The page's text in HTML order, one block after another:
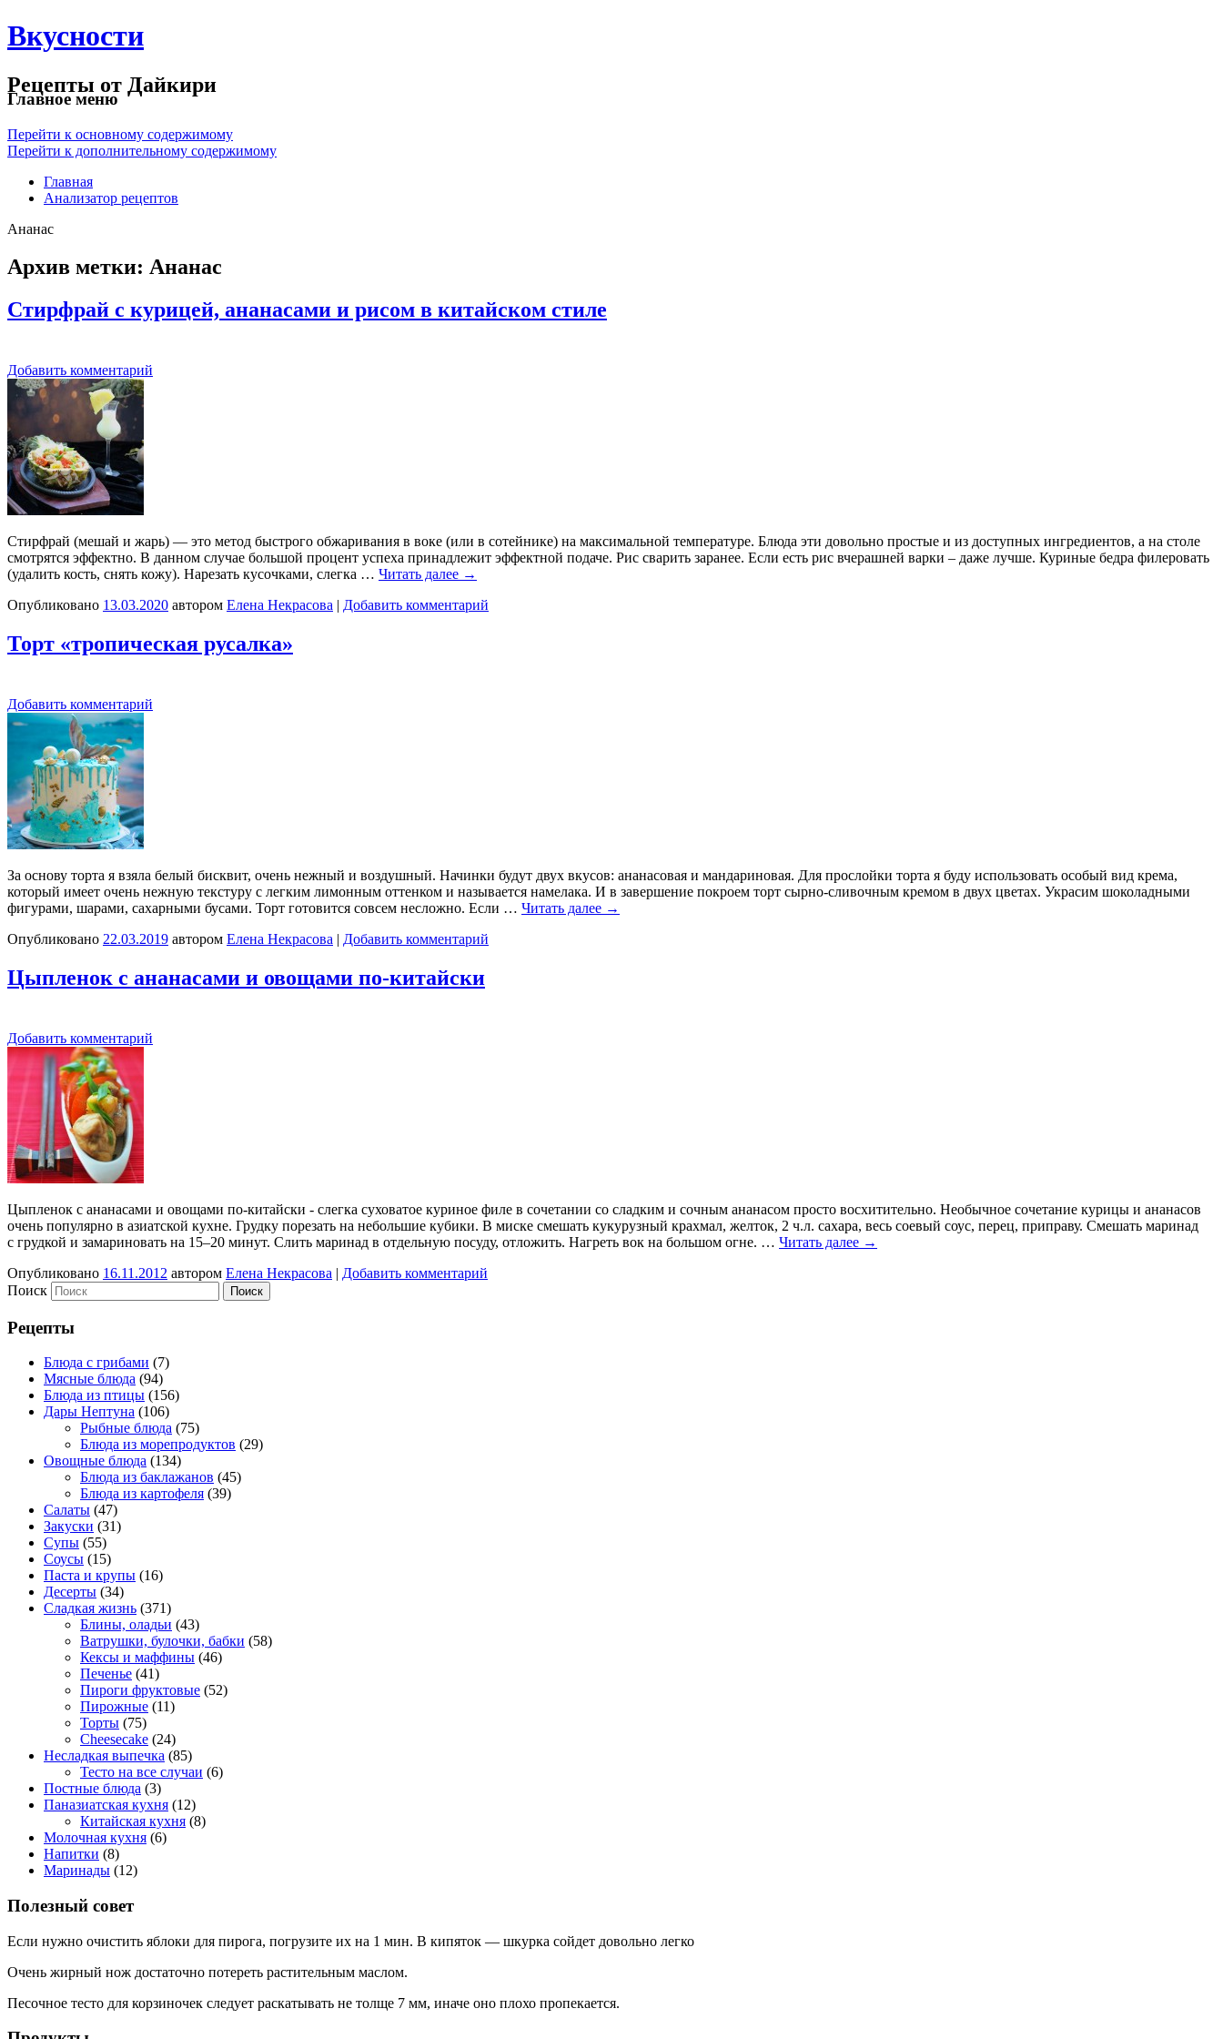
Вкусности
Рецепты от Дайкири
Главное меню
Перейти к основному содержимому
Перейти к дополнительному содержимому
Главная
Анализатор рецептов
Ананас
Архив метки: Ананас
Стирфрай с курицей, ананасами и рисом в китайском стиле
Добавить комментарий
Стирфрай (мешай и жарь) — это метод быстрого обжаривания в воке (или в сотейнике) на максимальной температуре. Блюда эти довольно простые и из доступных ингредиентов, а на столе
смотрятся эффектно. В данном случае большой процент успеха принадлежит эффектной подаче. Рис сварить заранее. Если есть рис вчерашней варки – даже лучше. Куриные бедра филеровать
(удалить кость, снять кожу). Нарезать кусочками, слегка … Читать далее →
Опубликовано 13.03.2020 автором Елена Некрасова | Добавить комментарий
Торт «тропическая русалка»
Добавить комментарий
За основу торта я взяла белый бисквит, очень нежный и воздушный. Начинки будут двух вкусов: ананасовая и мандариновая. Для прослойки торта я буду использовать особый вид крема,
который имеет очень нежную текстуру с легким лимонным оттенком и называется намелака. И в завершение покроем торт сырно-сливочным кремом в двух цветах. Украсим шоколадными
фигурами, шарами, сахарными бусами. Торт готовится совсем несложно. Если … Читать далее →
Опубликовано 22.03.2019 автором Елена Некрасова | Добавить комментарий
Цыпленок с ананасами и овощами по-китайски
Добавить комментарий
Цыпленок с ананасами и овощами по-китайски - слегка суховатое куриное филе в сочетании со сладким и сочным ананасом просто восхитительно. Необычное сочетание курицы и ананасов
очень популярно в азиатской кухне. Грудку порезать на небольшие кубики. В миске смешать кукурузный крахмал, желток, 2 ч.л. сахара, весь соевый соус, перец, приправу. Смешать маринад
с грудкой и замариновать на 15–20 минут. Слить маринад в отдельную посуду, отложить. Нагреть вок на большом огне. … Читать далее →
Опубликовано 16.11.2012 автором Елена Некрасова | Добавить комментарий
Поиск
Рецепты
Блюда с грибами (7)
Мясные блюда (94)
Блюда из птицы (156)
Дары Нептуна (106)
Рыбные блюда (75)
Блюда из морепродуктов (29)
Овощные блюда (134)
Блюда из баклажанов (45)
Блюда из картофеля (39)
Салаты (47)
Закуски (31)
Супы (55)
Соусы (15)
Паста и крупы (16)
Десерты (34)
Сладкая жизнь (371)
Блины, оладьи (43)
Ватрушки, булочки, бабки (58)
Кексы и маффины (46)
Печенье (41)
Пироги фруктовые (52)
Пирожные (11)
Торты (75)
Cheesecake (24)
Несладкая выпечка (85)
Тесто на все случаи (6)
Постные блюда (3)
Паназиатская кухня (12)
Китайская кухня (8)
Молочная кухня (6)
Напитки (8)
Маринады (12)
Полезный совет
Если нужно очистить яблоки для пирога, погрузите их на 1 мин. В кипяток — шкурка сойдет довольно легко
Очень жирный нож достаточно потереть растительным маслом.
Песочное тесто для корзиночек следует раскатывать не толще 7 мм, иначе оно плохо пропекается.